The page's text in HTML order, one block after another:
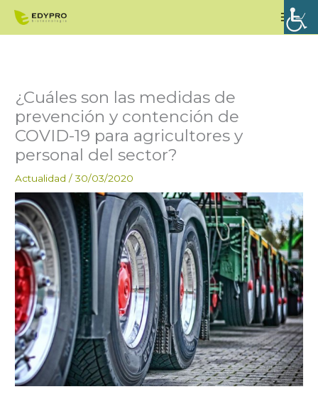
¿Cuáles son las medidas de
prevención y contención de
COVID-19 para agricultores y
personal del sector?
Actualidad /30/03/2020